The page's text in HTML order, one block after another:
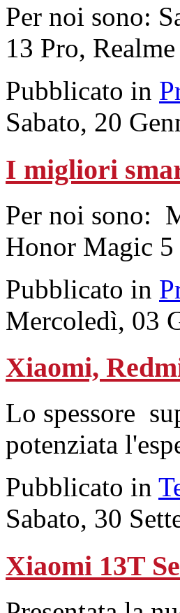
Per noi sono:
13 Pro,
Pubblicato in
Sabato, 20
I migliori
Per noi sono:
Honor Magic 5
Pubblicato in
Mercoledì, 03
Xiaomi,
Lo spessore
potenziata
Pubblicato in
Sabato, 30
Xiaomi 13T